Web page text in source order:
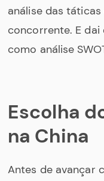
análise das
concorrente. E
como análise
Escolha
na China
Antes de avançar